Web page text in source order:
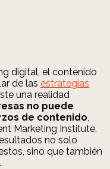
digital, el contenido
de las estrategias
una realidad
no puede
de contenido
Marketing Institute.
no solo
sino que también